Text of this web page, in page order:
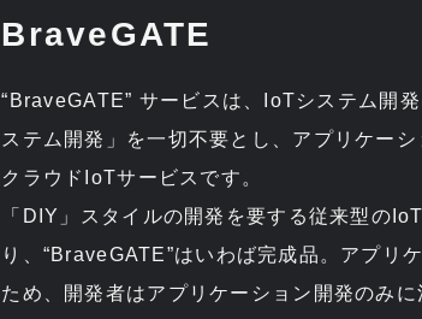
BraveGATE
“BraveGATE” サービスは、IoTシステム開
ステム開発」を一切不要とし、アプリケー
クラウドIoTサービスです。
「DIY」スタイルの開発を要する従来型の
り、“BraveGATE”はいわば完成品。アプリ
ため、開発者はアプリケーション開発のみに